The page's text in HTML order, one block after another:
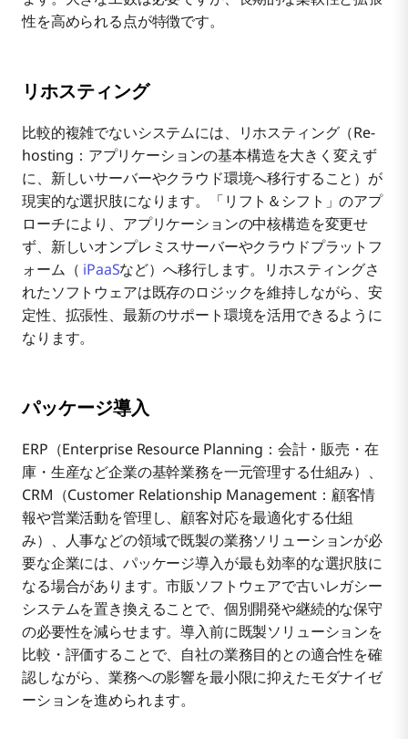
性を高められる点が特徴です。
リホスティング
比較的複雑でないシステムには、リホスティング（Re-
hosting：アプリケーションの基本構造を大きく変えず
に、新しいサーバーやクラウド環境へ移行すること）が
現実的な選択肢になります。「リフト＆シフト」のアプ
ローチにより、アプリケーションの中核構造を変更せ
ず、新しいオンプレミスサーバーやクラウドプラットフ
ォーム（ iPaaSなど）へ移行します。リホスティングさ
れたソフトウェアは既存のロジックを維持しながら、安
定性、拡張性、最新のサポート環境を活用できるように
なります。
パッケージ導入
ERP（Enterprise Resource Planning：会計・販売・在
庫・生産など企業の基幹業務を一元管理する仕組み）、
CRM（Customer Relationship Management：顧客情
報や営業活動を管理し、顧客対応を最適化する仕組
み）、人事などの領域で既製の業務ソリューションが必
要な企業には、パッケージ導入が最も効率的な選択肢に
なる場合があります。市販ソフトウェアで古いレガシー
システムを置き換えることで、個別開発や継続的な保守
の必要性を減らせます。導入前に既製ソリューションを
比較・評価することで、自社の業務目的との適合性を確
認しながら、業務への影響を最小限に抑えたモダナイゼ
ーションを進められます。